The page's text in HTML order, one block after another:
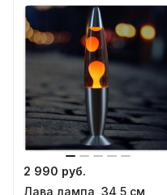
2 990 руб.
Лава лампа, 34,5 см